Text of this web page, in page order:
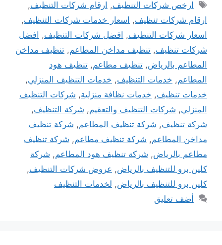
الوسوم
ارخص شركات التنظيف, ارقام شركات التنظيف,
ارقام شركات تنظيف, اسعار خدمات شركات التنظيف,
اسعار شركات التنظيف, افضل شركات التنظيف, افضل
شركات تنظيف, تنظيف مداخن المطاعم, تنظيف مداخن
المطاعم بالرياض, تنظيف مطاعم, تنظيف هود
المطاعم, خدمات التنظيف, خدمات التنظيف المنزلي,
خدمات تنظيف, خدمات نظافة منزلية, شركات التنظيف
المنزلي, شركات التنظيف والتعقيم, شركة التنظيف,
شركة تنظيف, شركة تنظيف المطاعم, شركة تنظيف
مداخن المطاعم, شركة تنظيف مطاعم, شركة تنظيف
مطاعم بالرياض, شركة تنظيف هود المطاعم, شركة
كلين برو للتنظيف بالرياض, عروض شركات التنظيف,
كلين برو للتنظيف بالرياض, لخدمات التنظيف
أضف تعليق